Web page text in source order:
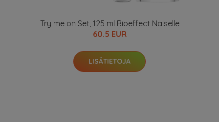
Try me on Set, 125 ml Bioeffect Naiselle
60.5 EUR
LISÄTIETOJA